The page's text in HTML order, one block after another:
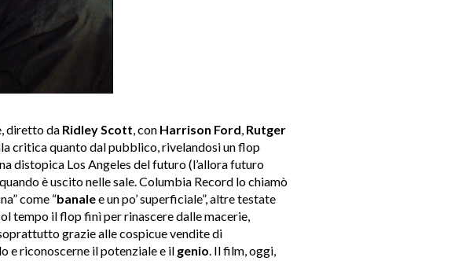
diretto da Ridley Scott , con Harrison Ford Rutger
critica quanto dal pubblico, rivelandosi un flop
distopica Los Angeles del futuro (l’allora futuro
quando è uscito nelle sale. Columbia Record lo chiamò
come “banalee un po’ superficiale”, altre testate
tempo il flop finì per rinascere dalle macerie,
grazie alle cospicue vendite di
e riconoscerne il potenziale e il genio . Il film, oggi,